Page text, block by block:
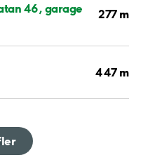
46, garage 277 m
447 m